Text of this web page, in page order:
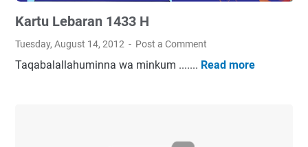
Kartu Lebaran 1433 H
Tuesday, August 14, 2012 Post a Comment
Taqabalallahuminna wa minkum ....... Read more